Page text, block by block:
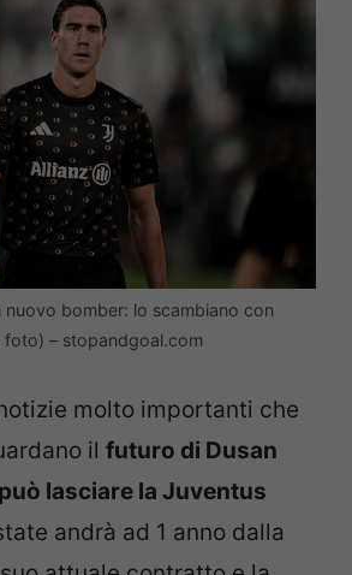
nuovo bomber: lo scambiano con
foto) – stopandgoal.com
molto importanti che
il futuro di Dusan
lasciare la Juventus
andrà ad 1 anno dalla